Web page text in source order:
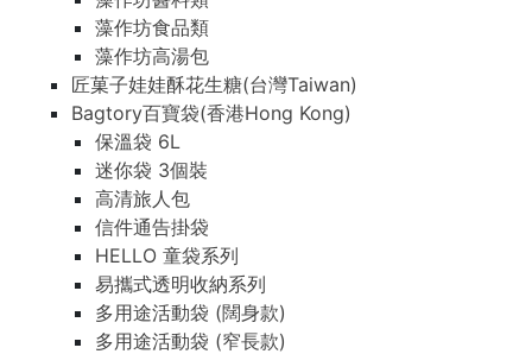
藻作坊食品類
藻作坊高湯包
匠菓子娃娃酥花生糖(台灣Taiwan)
Bagtory百寶袋(香港Hong Kong)
保溫袋 6L
迷你袋 3個裝
高清旅人包
信件通告掛袋
HELLO 童袋系列
易攜式透明收納系列
多用途活動袋 (闊身款)
多用途活動袋 (窄長款)